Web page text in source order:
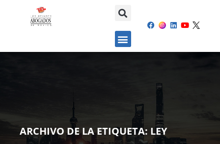
ARCHIVO DE LA ETIQUETA: LEY